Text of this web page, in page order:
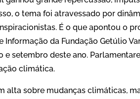
o tema foi atravessado por
É o que apontou o
da Fundação Getúlio
setembro deste ano.
climática.
alta sobre mudanças climáticas,